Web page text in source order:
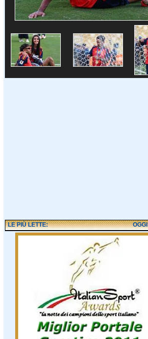
LE PIÙ LETTE: OGGI